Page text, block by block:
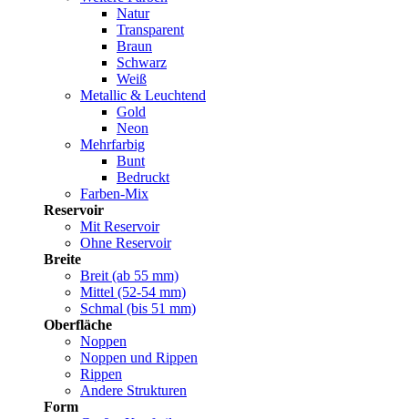
Natur
Transparent
Braun
Schwarz
Weiß
Metallic & Leuchtend
Gold
Neon
Mehrfarbig
Bunt
Bedruckt
Farben-Mix
Reservoir
Mit Reservoir
Ohne Reservoir
Breite
Breit (ab 55 mm)
Mittel (52-54 mm)
Schmal (bis 51 mm)
Oberfläche
Noppen
Noppen und Rippen
Rippen
Andere Strukturen
Form